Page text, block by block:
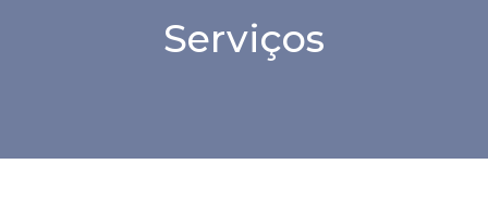
Serviços